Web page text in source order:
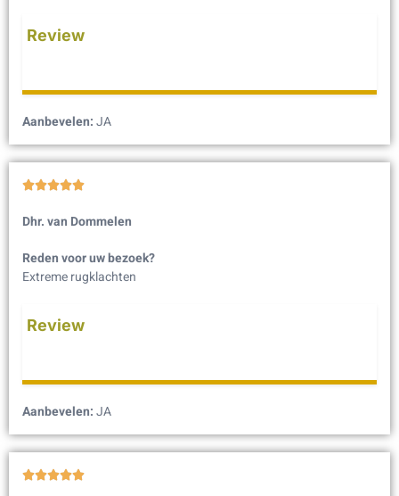
Review
Aanbevelen:JA

Dhr. van Dommelen
Reden voor uw bezoek?
Extreme rugklachten
Review
Aanbevelen:JA
